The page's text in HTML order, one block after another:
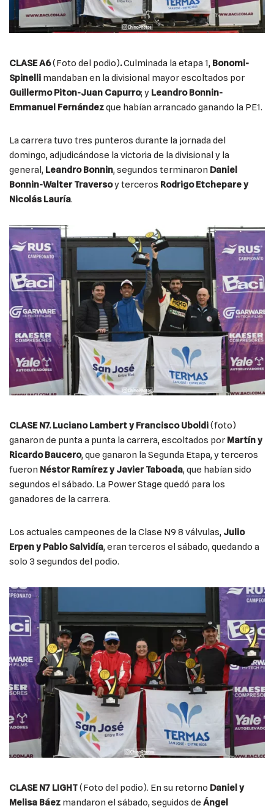
CLASE A6(Foto del podio).Culminada la etapa 1, Bonomi-
Spinelli mandaban en la divisional mayor escoltados por
Guillermo Piton-Juan Capurro; y Leandro Bonnin-
Emmanuel Fernándezque habían arrancado ganando la PE1.
La carrera tuvo tres punteros durante la jornada del
domingo, adjudicándose la victoria de la divisional y la
general, Leandro Bonnin, segundos terminaron Daniel
Bonnin-Walter Traversoy terceros Rodrigo Etchepare y
Nicolás Lauría.
CLASE N7. Luciano Lambert y Francisco Uboldi(foto)
ganaron de punta a punta la carrera, escoltados por Martín y
Ricardo Baucero, que ganaron la Segunda Etapa, y terceros
fueron Néstor Ramírez y Javier Taboada, que habían sido
segundos el sábado. La Power Stage quedó para los
ganadores de la carrera.
Los actuales campeones de la Clase N9 8 válvulas, Julio
Erpen y Pablo Salvidía, eran terceros el sábado, quedando a
solo 3 segundos del podio.
CLASE N7 LIGHT(Foto del podio). En su retorno Daniel y
Melisa Báez mandaron el sábado, seguidos de Ángel